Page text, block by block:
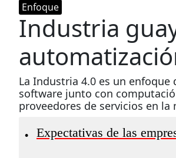
Enfoque
Industria
La Industria 4.0 es un
software junto con
proveedores de servicios en la
• Expectativas de las